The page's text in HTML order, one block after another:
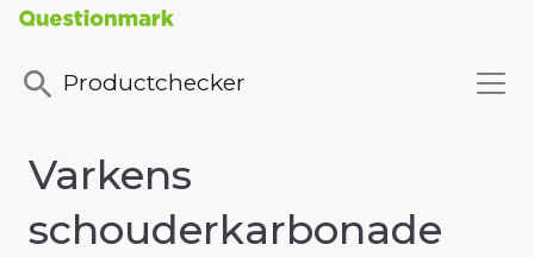
Productchecker
Varkens
schouderkarbonade